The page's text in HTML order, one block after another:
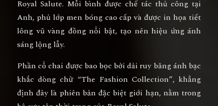
Royal Salute. Mỗi bình được chế tác thủ công tại
Anh, phủ lớp men bóng cao cấp và được in họa tiết
lông vũ vàng đồng nổi bật, tạo nên hiệu ứng ánh
sáng lộng lẫy.
Phần cổ chai được bao bọc bởi dải ruy băng ánh bạc
khắc dòng chữ “The Fashion Collection”, khẳng
định đây là phiên bản đặc biệt giới hạn, nằm trong